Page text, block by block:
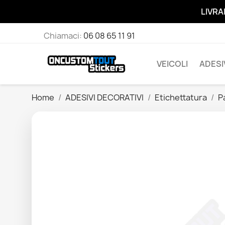
Chiamaci: 06 08 65 11 91
VEICOLI
Home ADESIVI DECORATIVI Etichettatura